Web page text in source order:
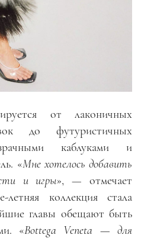
от лаконичных
до футуристичных
каблуками и
«Мне хотелось добавить
и игры», — отмечает
летняя коллекция стала
главы обещают быть
«Bottega Veneta — для